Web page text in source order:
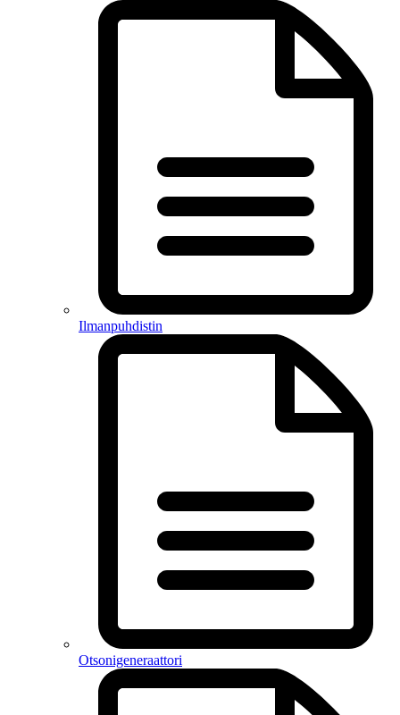
Ilmanpuhdistin
Otsonigeneraattori